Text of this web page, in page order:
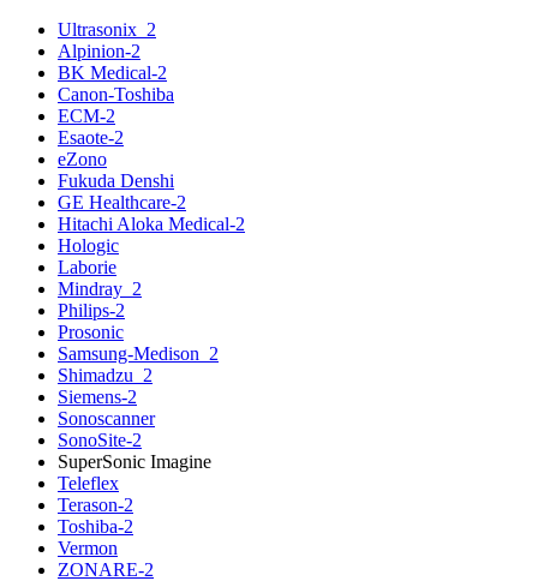
Ultrasonix_2
Alpinion-2
BK Medical-2
Canon-Toshiba
ECM-2
Esaote-2
eZono
Fukuda Denshi
GE Healthcare-2
Hitachi Aloka Medical-2
Hologic
Laborie
Mindray_2
Philips-2
Prosonic
Samsung-Medison_2
Shimadzu_2
Siemens-2
Sonoscanner
SonoSite-2
SuperSonic Imagine
Teleflex
Terason-2
Toshiba-2
Vermon
ZONARE-2